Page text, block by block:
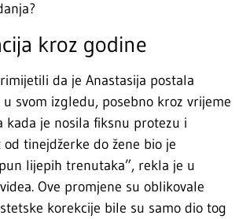
kroz godine
da je Anastasija postala
svom izgledu, posebno kroz vrijeme
kada je nosila fiksnu protezu i
od tinejdžerke do žene bio je
lijepih trenutaka”, rekla je u
Ove promjene su oblikovale
korekcije bile su samo dio tog